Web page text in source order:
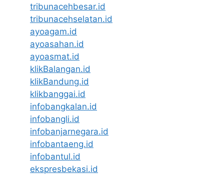
tribunacehbesar.id
tribunacehselatan.id
ayoagam.id
ayoasahan.id
ayoasmat.id
klikBalangan.id
klikBandung.id
klikbanggai.id
infobangkalan.id
infobangli.id
infobanjarnegara.id
infobantaeng.id
infobantul.id
ekspresbekasi.id